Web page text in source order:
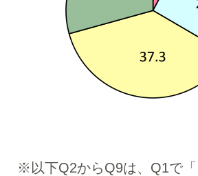
※以下Q2からQ9は、Q1で